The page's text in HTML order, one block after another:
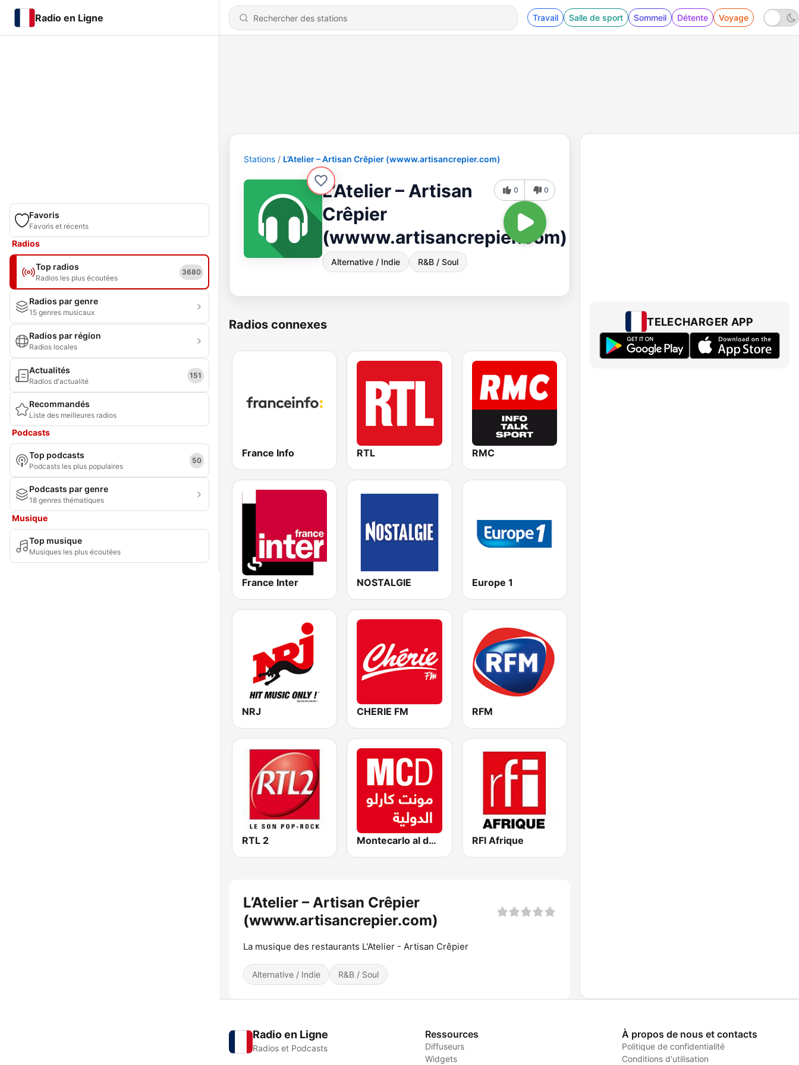
Radio en Ligne Travail Salle de sport Sommeil Détente Voyage
Favoris
Favoris et récents
Radios
Top radios
Radios les plus écoutées
3680
Radios par genre
15 genres musicaux
Radios par région
Radios locales
Actualités
Radios d'actualité
151
Recommandés
Liste des meilleures radios
Podcasts
Top podcasts
Podcasts les plus populaires
50
Podcasts par genre
18 genres thématiques
Musique
Top musique
Musiques les plus écoutées
Stations L’Atelier – Artisan Crêpier (wwww.artisancrepier.com)
L’Atelier – Artisan
Crêpier
(wwww.artisancrepier.com)
Alternative / Indie R&B / Soul
0 0
Radios connexes
France Info RTL RMC
France Inter NOSTALGIE Europe 1
NRJ CHERIE FM RFM
RTL 2 Montecarlo al doualiya (مونت كارلو الدولية) RFI Afrique
L’Atelier – Artisan Crêpier
(wwww.artisancrepier.com)
La musique des restaurants L'Atelier - Artisan Crêpier
Alternative / Indie R&B / Soul
TELECHARGER APP
Radio en Ligne
Radios et Podcasts
Ressources
Diffuseurs
Widgets
À propos de nous et contacts
Politique de confidentialité
Conditions d'utilisation